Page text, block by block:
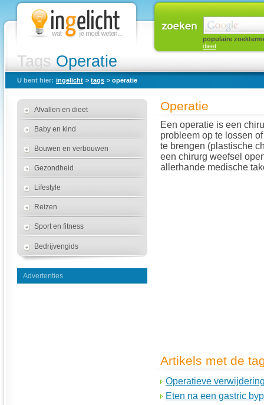
Tags Operatie
populaire
dieet
U bent hier: ingelicht > tags > operatie
Afvallen en dieet
Baby en kind
Bouwen en verbouwen
Gezondheid
Lifestyle
Reizen
Sport en fitness
Bedrijvengids
Advertenties
Operatie
Een operatie is een
probleem op te lossen
te brengen (plastische
een chirurg weefsel
allerhande medische
Artikels met de
Operatieve
Eten na een gastric